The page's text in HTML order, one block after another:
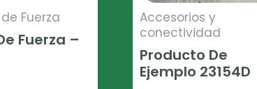
Fuerza
Fuerza –
Accesorios y
conectividad
Producto De
Ejemplo 23154D